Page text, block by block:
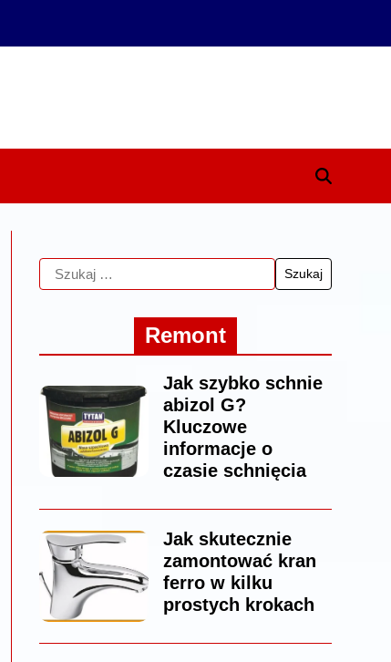
Remont
Jak szybko schnie
abizol G?
Kluczowe
informacje o
czasie schnięcia
Jak skutecznie
zamontować kran
ferro w kilku
prostych krokach